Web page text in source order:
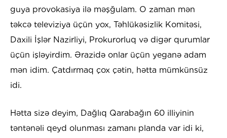
guya provokasiya ilə məşğulam. O zaman mən
təkcə televiziya üçün yox, Təhlükəsizlik Komitəsi,
Daxili İşlər Nazirliyi, Prokurorluq və digər qurumlar
üçün işləyirdim. Ərazidə onlar üçün yeganə adam
mən idim. Çatdırmaq çox çətin, hətta mümkünsüz
idi.
Hətta sizə deyim, Dağlıq Qarabağın 60 illiyinin
təntənəli qeyd olunması zamanı planda var idi ki,